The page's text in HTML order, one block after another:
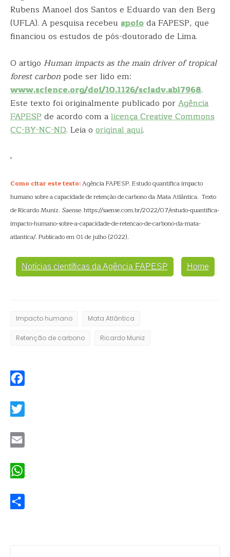
Rubens Manoel dos Santos e Eduardo van den Berg
(UFLA). A pesquisa recebeu apoioda FAPESP, que
financiou os estudos de pós-doutorado de Lima.
O artigo Human impacts as the main driver of tropical
forest carbonpode ser lido em:
www.science.org/doi/10.1126/sciadv.abl7968.
Este texto foi originalmente publicado porAgência
FAPESPde acordo com alicença Creative Commons
CC-BY-NC-ND. Leia o original aqui.
Como citar este texto:Agência FAPESP. Estudo quantifica impacto
humano sobre a capacidade de retenção de carbono da Mata Atlântica. Texto
de Ricardo Muniz. Saense. https://saense.com.br/2022/07/estudo-quantifica-
impacto-humano-sobre-a-capacidade-de-retencao-de-carbono-da-mata-
atlantica/. Publicado em 01 de julho (2022).
Notícias científicas da Agência FAPESP Home
Impacto humano Mata Atlântica
Retenção de carbono Ricardo Muniz